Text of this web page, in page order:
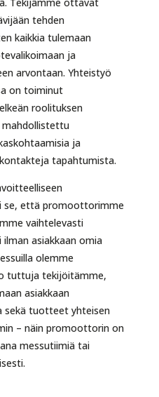
tehden
kaikkia tulemaan
ja
arvontaan. Yhteistyö
on toiminut
roolituksen
mahdollistettu
ja
tapahtumista.
se, että promoottorimme
vaihtelevasti
asiakkaan omia
olemme
tuttuja tekijöitämme,
asiakkaan
sekä tuotteet yhteisen
– näin promoottorin on
messutiimiä tai